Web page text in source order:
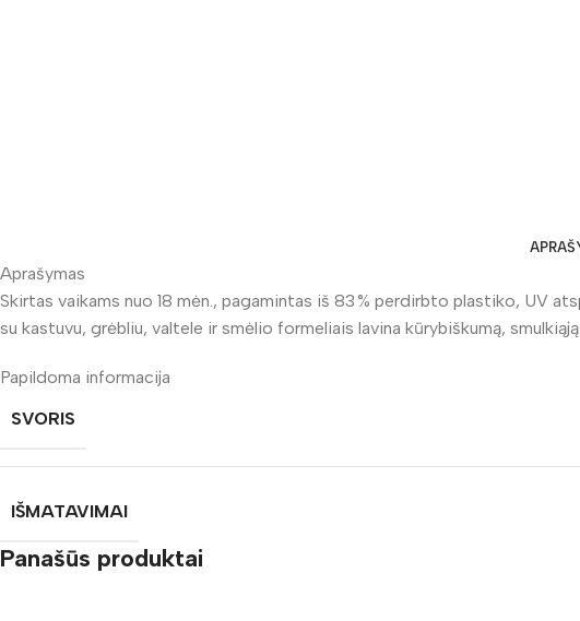
Aprašymas
Skirtas vaikams nuo 18 mėn., pagamintas iš 83 % perdirbto plastiko, UV
su kastuvu, grėbliu, valtele ir smėlio formeliais lavina kūrybiškumą,
Papildoma informacija
SVORIS
IŠMATAVIMAI
Panašūs produktai